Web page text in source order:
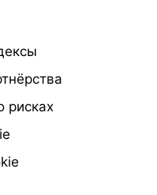
рисках